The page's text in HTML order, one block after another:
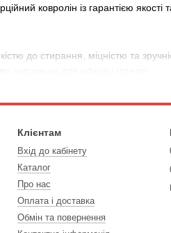
ковролін із гарантією
до стирання, міцністю та
властивості.
кімната" представлений
клас зносостійкості, який
Клієнтам
Вхід до кабінету
Каталог
Про нас
Оплата і доставка
Обмін та повернення